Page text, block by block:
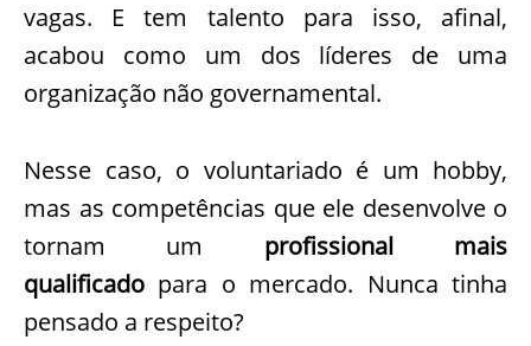
vagas. E tem talento para isso, afinal,
acabou como um dos líderes de uma
organização não governamental.
Nesse caso, o voluntariado é um hobby,
mas as competências que ele desenvolve o
tornam um profissional mais
qualificado para o mercado. Nunca tinha
pensado a respeito?